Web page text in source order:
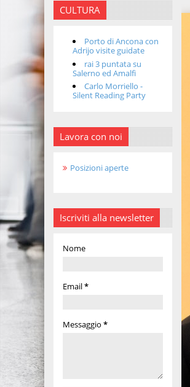
CULTURA
Porto di Ancona con
Adrijo visite guidate
rai 3 puntata su
Salerno ed Amalfi
Carlo Morriello -
Silent Reading Party
Lavora con noi
Posizioni aperte
Iscriviti alla newsletter
Nome
Email*
Messaggio *